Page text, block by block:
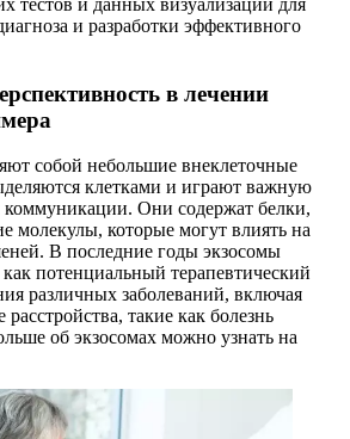
и разработки эффективного
в лечении
собой небольшие внеклеточные
клетками и играют важную
коммуникации. Они содержат белки,
молекулы, которые могут влиять на
В последние годы экзосомы
потенциальный терапевтический
различных заболеваний, включая
такие как болезнь
об экзосомах можно узнать на